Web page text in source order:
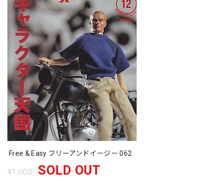
Free & Easy フリーアンドイージー 062
¥1,000 SOLD OUT